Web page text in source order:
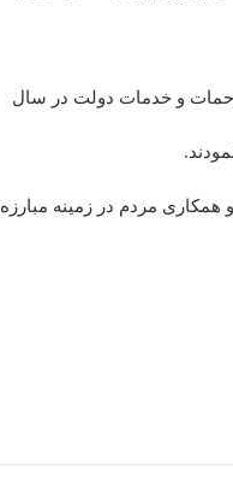
زحمات و خدمات دولت در سال
مردم در زمینه مبارزه